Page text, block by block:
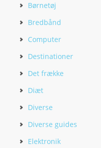
Børnetøj
Bredbånd
Computer
Destinationer
Det frække
Diæt
Diverse
Diverse guides
Elektronik